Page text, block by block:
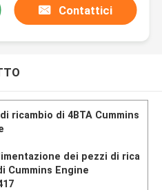
Contattici
ricambio di 4BTA Cummins
dei pezzi di rica
Cummins Engine